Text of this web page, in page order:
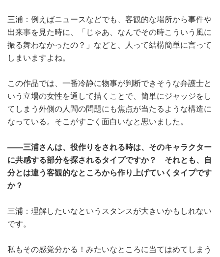
三浦：例えばニュースなどでも、客観的な場所から事件や
出来事を見た時に、「じゃあ、なんでその時こういう風に
振る舞わなかったの？」などと、人って結構簡単に言って
しまいますよね。
この作品では、一番冷静に物事が判断できそうな弁護士と
いう立場の女性を通して描くことで、簡単にジャッジをし
てしまう外側の人間の問題にも焦点が当たるような構造に
なっている。そこがすごく面白いなと思いました。
――三浦さんは、役作りをされる時は、そのキャラクター
に共感する部分を探されるタイプですか？ それとも、自
分とは違う客観的なところから作り上げていくタイプです
か？
三浦：理解したいなというスタンスが大きいかもしれない
です。
私もその感覚分かる！みたいなところに当てはめてしまう